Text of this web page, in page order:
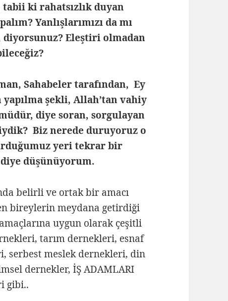
ki rahatsızlık duyan
Yanlışlarımızı da mı
diyorsunuz? Eleştiri olmadan
Sahabeler tarafından, Ey
yapılma şekli, Allah’tan vahiy
diye soran, sorgulayan
Biz nerede duruyoruz o
yeri tekrar bir
düşünüyorum.
belirli ve ortak bir amacı
bireylerin meydana getirdiği
uygun olarak çeşitli
tarım dernekleri, esnaf
serbest meslek dernekleri, din
dernekler, İŞ ADAMLARI
gibi..